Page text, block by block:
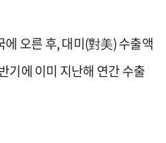
에 오른 후,대미(對美)수출액
기에 이미 지난해 연간 수출